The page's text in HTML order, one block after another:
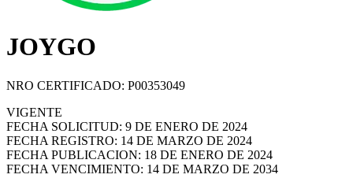
JOYGO
NRO CERTIFICADO: P00353049
VIGENTE
FECHA SOLICITUD: 9 DE ENERO DE 2024
FECHA REGISTRO: 14 DE MARZO DE 2024
FECHA PUBLICACION: 18 DE ENERO DE 2024
FECHA VENCIMIENTO: 14 DE MARZO DE 2034